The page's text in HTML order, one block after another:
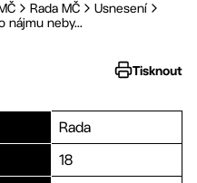
Rada MČ
Usnesení
nájmu neby...
Tisknout
Rada
18